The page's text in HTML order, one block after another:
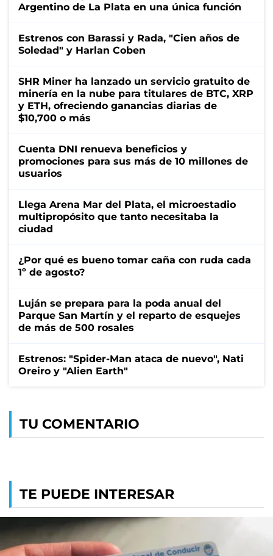
Argentino de La Plata en una única función
Estrenos con Barassi y Rada, "Cien años de
Soledad" y Harlan Coben
SHR Miner ha lanzado un servicio gratuito de
minería en la nube para titulares de BTC, XRP
y ETH, ofreciendo ganancias diarias de
$10,700 o más
Cuenta DNI renueva beneficios y
promociones para sus más de 10 millones de
usuarios
Llega Arena Mar del Plata, el microestadio
multipropósito que tanto necesitaba la
ciudad
¿Por qué es bueno tomar caña con ruda cada
1º de agosto?
Luján se prepara para la poda anual del
Parque San Martín y el reparto de esquejes
de más de 500 rosales
Estrenos: "Spider-Man ataca de nuevo", Nati
Oreiro y "Alien Earth"
TU COMENTARIO
TE PUEDE INTERESAR